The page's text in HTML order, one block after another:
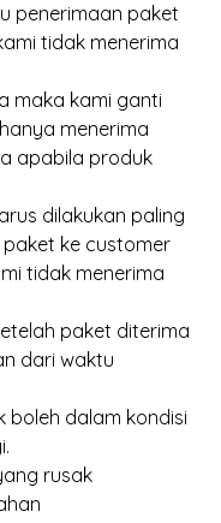
penerimaan paket
tidak menerima
maka kami ganti
menerima
apabila produk
dilakukan paling
ke customer
tidak menerima
paket diterima
dari waktu
boleh dalam kondisi
rusak